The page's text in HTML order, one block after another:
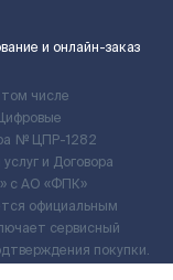
и онлайн-заказ
числе
№ ЦПР-1282
и Договора
c АО «ФПК»
официальным
сервисный
покупки.